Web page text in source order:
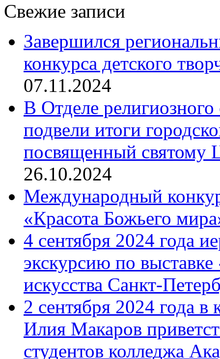
Свежие записи
Завершился
конкурса детского
07.11.2024
В Отделе религиозного
подвели итоги
посвященный святому
26.10.2024
Международный
«Красота Божьего
4 сентября 2024 года
экскурсию по
искусства Санкт-
2 сентября 2024 года
Илия Макаров
студентов колледжа